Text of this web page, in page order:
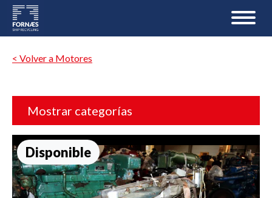
< Volver a Motores
Mostrar categorías
Disponible